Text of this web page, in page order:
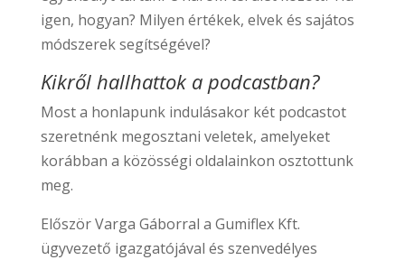
igen, hogyan? Milyen értékek, elvek és sajátos
módszerek segítségével?
Kikről hallhattok a podcastban?
Most a honlapunk indulásakor két podcastot
szeretnénk megosztani veletek, amelyeket
korábban a közösségi oldalainkon osztottunk
meg.
Először Varga Gáborral a Gumiflex Kft.
ügyvezető igazgatójával és szenvedélyes